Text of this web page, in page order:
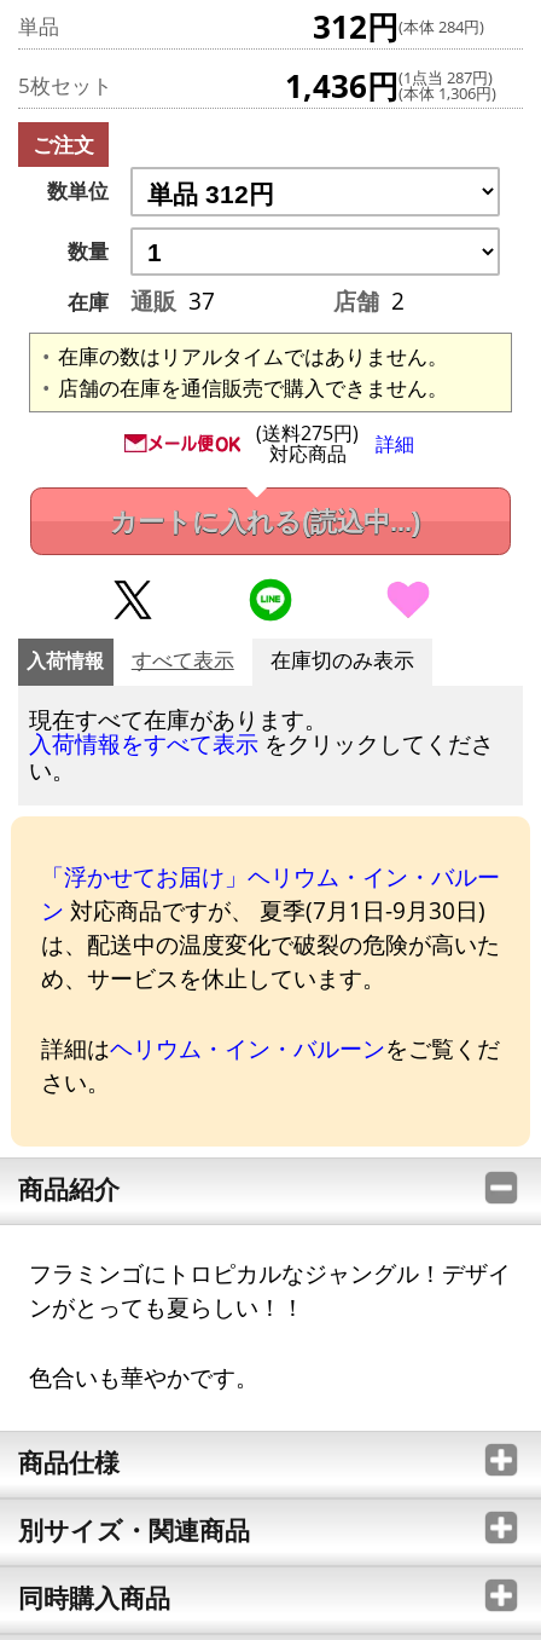
単品 312円(本体 284円)
5枚セット 1,436円(1点当 287円)
(本体 1,306円)
ご注文
数単位
数量
在庫
通販 37 店舗 2
在庫の数はリアルタイムではありません。
店舗の在庫を通信販売で購入できません。
(送料275円)
対応商品 詳細
カートに入れる(読込中...)
入荷情報 すべて表示 在庫切のみ表示
現在すべて在庫があります。
入荷情報をすべて表示 をクリックしてくださ
い。
「浮かせてお届け」ヘリウム・イン・バルー
ン 対応商品ですが、 夏季(7月1日-9月30日)
は、配送中の温度変化で破裂の危険が高いた
め、サービスを休止しています。
詳細はヘリウム・イン・バルーンをご覧くだ
さい。
商品紹介
フラミンゴにトロピカルなジャングル！デザイ
ンがとっても夏らしい！！
色合いも華やかです。
商品仕様
別サイズ・関連商品
同時購入商品